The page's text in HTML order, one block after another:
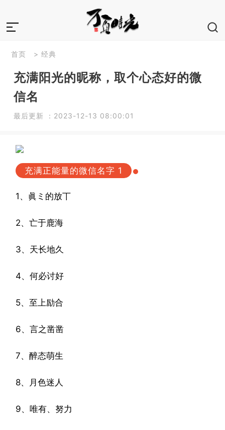
首页 > 经典
充满阳光的昵称，取个心态好的微
信名
最后更新 ：2023-12-13 08:00:01
充满正能量的微信名字 1
1、眞ミ的放丅
2、亡于鹿海
3、天长地久
4、何必讨好
5、至上励合
6、言之凿凿
7、醉态萌生
8、月色迷人
9、唯有、努力